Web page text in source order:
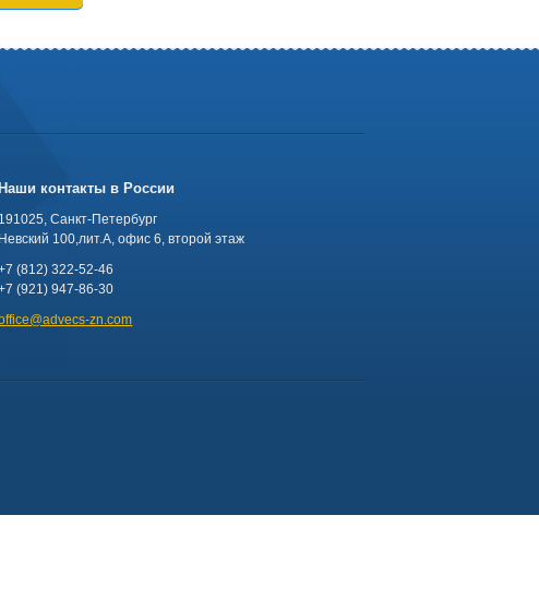
Наши контакты в России
191025, Санкт-Петербург
Невский 100,лит.А, офис 6, второй этаж
(812) 322-52-46
(921) 947-86-30
zn.com